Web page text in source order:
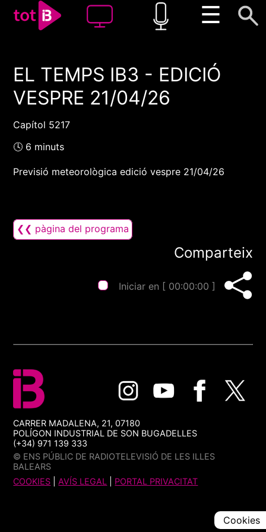
☰
00:00 00:00
1x
EL TEMPS IB3 - EDICIÓ
VESPRE 21/04/26
Capítol 5217
🕓 6 minuts
Previsió meteorològica edició vespre 21/04/26
❮❮ pàgina del programa
Comparteix
Iniciar en [ 00:00:00 ]
CARRER MADALENA, 21, 07180
POLÍGON INDUSTRIAL DE SON BUGADELLES
(+34) 971 139 333
© ENS PÚBLIC DE RADIOTELEVISIÓ DE LES ILLES
BALEARS
COOKIES |AVÍS LEGAL PORTAL PRIVACITAT
Cookies